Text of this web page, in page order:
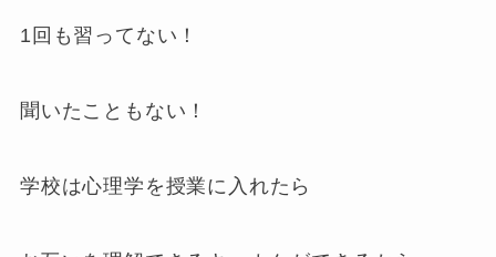
1回も習ってない！
聞いたこともない！
学校は心理学を授業に入れたら